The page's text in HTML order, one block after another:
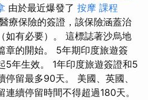
由於最近爆發了 按摩 課程
療保險的簽證，該保險涵蓋治
如有必要）。 這標誌著沙烏地
章的開始。 5年期印度旅遊簽
5年生效。 1年印度旅遊簽證和5
留最多90天。 美國、英國、
續停留時間不得超過180天。